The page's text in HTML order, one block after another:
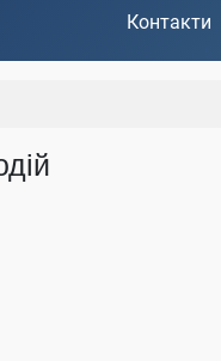
Контакти